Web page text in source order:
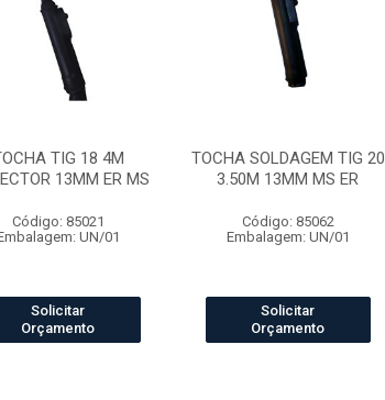
TIG 18 4M
13MM ER MS
Código: 85021
UN/01
Solicitar
Orçamento
TOCHA SOLDAGEM TIG 20
3.50M 13MM MS ER
Código: 85062
Embalagem: UN/01
Solicitar
Orçamento